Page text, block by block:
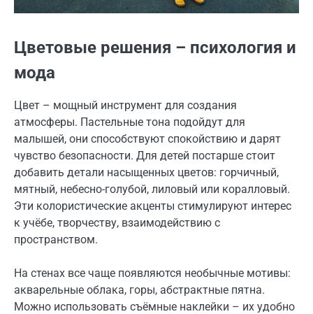
Цветовые решения – психология и
мода
Цвет – мощный инструмент для создания
атмосферы. Пастельные тона подойдут для
малышей, они способствуют спокойствию и дарят
чувство безопасности. Для детей постарше стоит
добавить детали насыщенных цветов: горчичный,
мятный, небесно-голубой, лиловый или коралловый.
Эти колористические акценты стимулируют интерес
к учёбе, творчеству, взаимодействию с
пространством.
На стенах все чаще появляются необычные мотивы:
акварельные облака, горы, абстрактные пятна.
Можно использовать съёмные наклейки – их удобно